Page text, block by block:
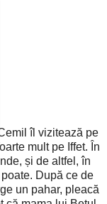
îl vizitează pe
mult pe Iffet. În
și de altfel, în
După ce de
un pahar, pleacă